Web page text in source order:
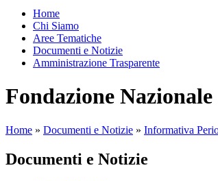
Home
Chi Siamo
Aree Tematiche
Documenti e Notizie
Amministrazione Trasparente
Fondazione
Home » Documenti e Notizie » Informativa
Documenti e Notizie